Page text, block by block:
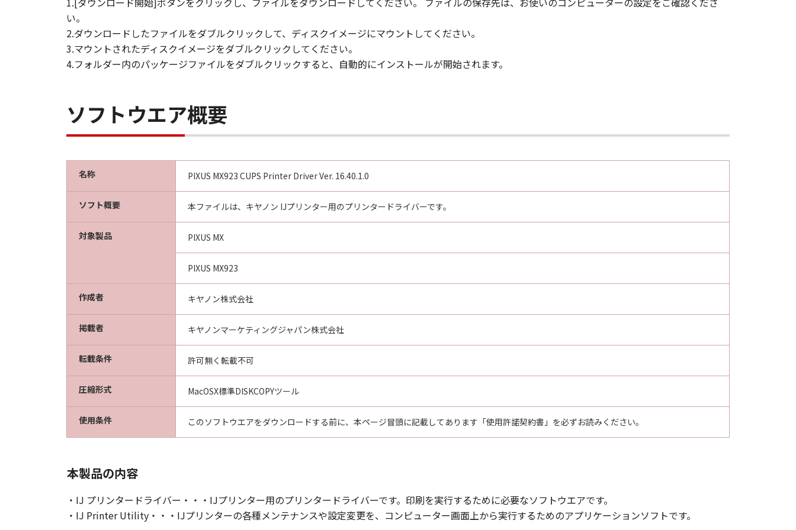
い。
2.ダウンロードしたファイルをダブルクリックして、ディスクイメージにマウントしてください。
3.マウントされたディスクイメージをダブルクリックしてください。
4.フォルダー内のパッケージファイルをダブルクリックすると、自動的にインストールが開始されます。
ソフトウエア概要
名称 PIXUS MX923 CUPS Printer Driver Ver. 16.40.1.0
ソフト概要 本ファイルは、キヤノン IJプリンター用のプリンタードライバーです。
対象製品 PIXUS MX
PIXUS MX923
作成者 キヤノン株式会社
掲載者 キヤノンマーケティングジャパン株式会社
転載条件 許可無く転載不可
圧縮形式 MacOSX標準DISKCOPYツール
使用条件 このソフトウエアをダウンロードする前に、本ページ冒頭に記載してあります「使用許諾契約書」を必ずお読みください。
本製品の内容
・IJ プリンタードライバー・・・IJプリンター用のプリンタードライバーです。印刷を実行するために必要なソフトウエアです。
・IJ Printer Utility・・・IJプリンターの各種メンテナンスや設定変更を、コンピューター画面上から実行するためのアプリケーションソフトです。